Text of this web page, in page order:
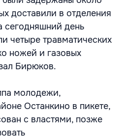
доставили в отделения
сегодняшний день
четыре травматических
ножей и газовых
Бирюков.
молодежи,
Останкино в пикете,
с властями, позже